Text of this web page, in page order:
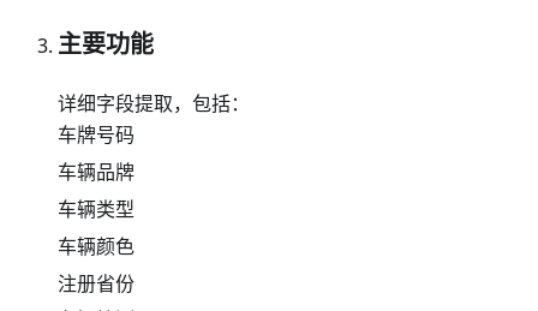
主要功能
详细字段提取，包括：
车牌号码
车辆品牌
车辆类型
车辆颜色
注册省份